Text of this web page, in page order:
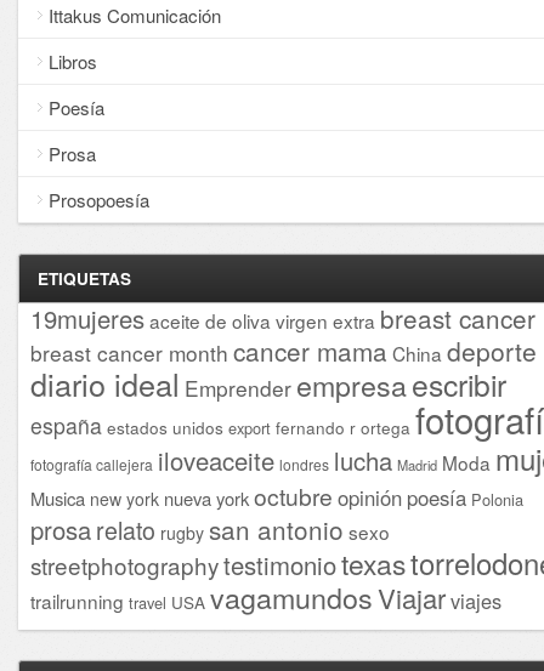
Ittakus Comunicación
Libros
Poesía
Prosa
Prosopoesía
ETIQUETAS
19mujeresaceite de oliva virgen extra breast cancer
breast cancer month cancer mama China deporte
diario ideal Emprender empresaescribir
españa estados unidos export fernando r ortega
fotografía callejera iloveaceite londres lucha Madrid Moda
Musica new york nueva yorkoctubre opinión poesía Polonia
prosarelato rugby san antonio sexo
streetphotographytestimoniotexas
trailrunning travel USA vagamundosViajarviajes